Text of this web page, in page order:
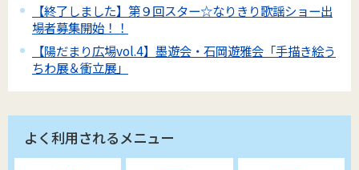
【終了しました】第９回スター☆なりきり歌謡ショー出
場者募集開始！！
【陽だまり広場vol.4】墨遊会・石岡遊雅会「手描き絵う
ちわ展＆衝立展」
よく利用されるメニュー